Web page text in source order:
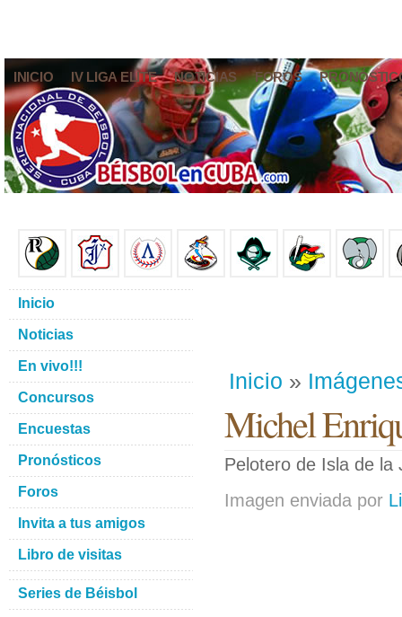
INICIO IV LIGA ELITE NOTICIAS FOROS
Inicio »
Michel
Pelotero de Isla de la
Imagen enviada por
Inicio
Noticias
En vivo!!!
Concursos
Encuestas
Pronósticos
Foros
Invita a tus amigos
Libro de visitas
Series de Béisbol